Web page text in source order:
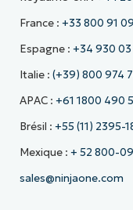
France : +33 800 91
Espagne : +34 930 03
Italie : (+39) 800 974
APAC : +61 1800 490
Brésil : +55 (11) 2395-
Mexique : + 52 800-
sales@ninjaone.com